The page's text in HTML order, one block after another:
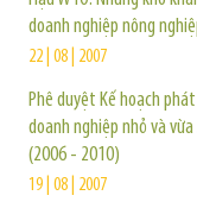
doanh nghiệp nông
22 | 08 | 2007
Phê duyệt Kế hoạch
doanh nghiệp nhỏ và
(2006 - 2010)
19 | 08 | 2007